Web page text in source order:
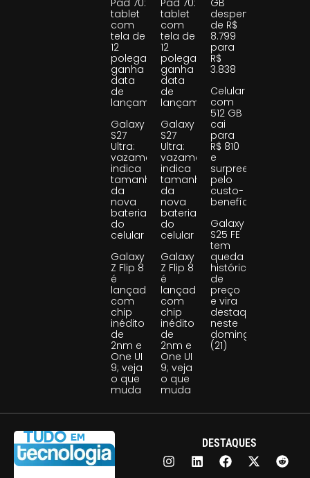
tablet
com
tela de
12
polegadas
ganha
data
de
lançamento
Galaxy
S27
Ultra:
vazamento
indica
tamanho
da
nova
bateria
do
celular
Galaxy
Z Flip 8
é
lançado
com
chip
inédito
de
2nm e
One UI
9; veja
o que
muda
tablet
com
tela de
12
polegadas
ganha
data
de
lançamento
Galaxy
S27
Ultra:
vazamento
indica
tamanho
da
nova
bateria
do
celular
Galaxy
Z Flip 8
é
lançado
com
chip
inédito
de
2nm e
One UI
9; veja
o que
muda
despenca
de R$
8.799
para
R$
3.838
Celular
com
512 GB
cai
para
R$ 810
e
surpreende
pelo
custo-
benefício
Galaxy
S25 FE
tem
queda
histórica
de
preço
e vira
destaque
neste
domingo
(21)
DESTAQUES